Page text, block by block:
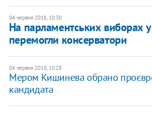
04 червня 2018, 10:30
На парламентських виборах у
перемогли консерватори
04 червня 2018, 10:28
Мером Кишинева обрано
кандидата